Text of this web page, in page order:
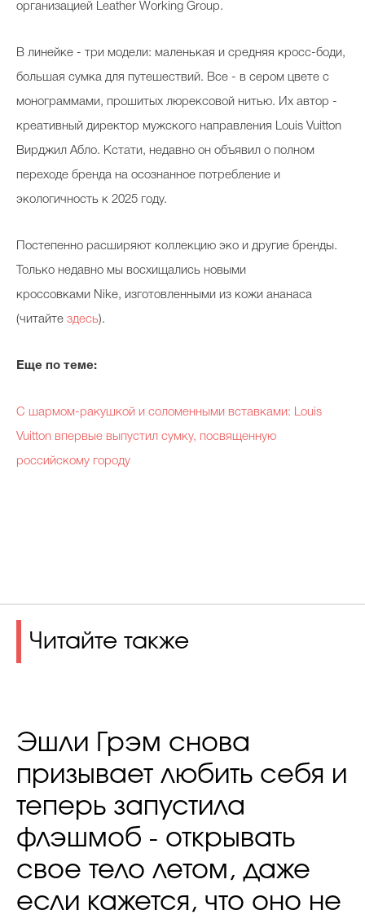
организацией Leather Working Group.
В линейке - три модели: маленькая и средняя кросс-боди,
большая сумка для путешествий. Все - в сером цвете с
монограммами, прошитых люрексовой нитью. Их автор -
креативный директор мужского направления Louis Vuitton
Вирджил Абло. Кстати, недавно он объявил о полном
переходе бренда на осознанное потребление и
экологичность к 2025 году.
Постепенно расширяют коллекцию эко и другие бренды.
Только недавно мы восхищались новыми
кроссовками Nike, изготовленными из кожи ананаса
(читайте здесь).
Еще по теме:
C шармом-ракушкой и соломенными вставками: Louis
Vuitton впервые выпустил сумку, посвященную
российскому городу
Читайте также
Эшли Грэм снова
призывает любить себя и
теперь запустила
флэшмоб - открывать
свое тело летом, даже
если кажется, что оно не